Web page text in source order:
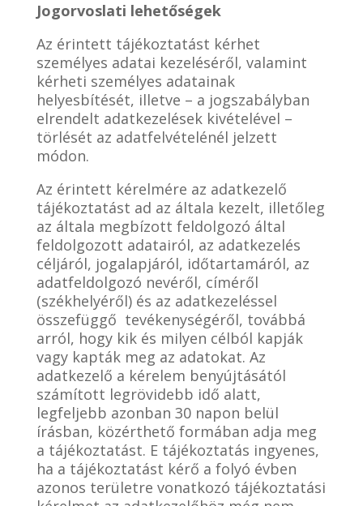
Jogorvoslati lehetőségek
Az érintett tájékoztatást kérhet
személyes adatai kezeléséről, valamint
kérheti személyes adatainak
helyesbítését, illetve – a jogszabályban
elrendelt adatkezelések kivételével –
törlését az adatfelvételénél jelzett
módon.
Az érintett kérelmére az adatkezelő
tájékoztatást ad az általa kezelt, illetőleg
az általa megbízott feldolgozó által
feldolgozott adatairól, az adatkezelés
céljáról, jogalapjáról, időtartamáról, az
adatfeldolgozó nevéről, címéről
(székhelyéről) és az adatkezeléssel
összefüggő tevékenységéről, továbbá
arról, hogy kik és milyen célból kapják
vagy kapták meg az adatokat. Az
adatkezelő a kérelem benyújtásától
számított legrövidebb idő alatt,
legfeljebb azonban 30 napon belül
írásban, közérthető formában adja meg
a tájékoztatást. E tájékoztatás ingyenes,
ha a tájékoztatást kérő a folyó évben
azonos területre vonatkozó tájékoztatási